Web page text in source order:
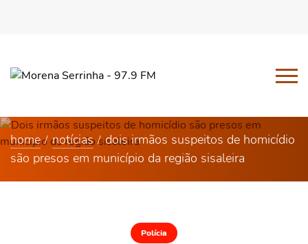
home notícias
dois irmãos suspeitos de homicídio
são presos em município da região sisaleira
Polícia